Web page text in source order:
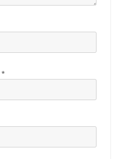
*